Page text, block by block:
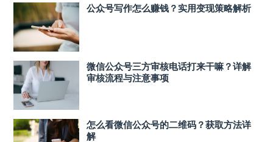
公众号写作怎么赚钱？实用变现策略解析
微信公众号三方审核电话打来干嘛？详解
审核流程与注意事项
怎么看微信公众号的二维码？获取方法详
解